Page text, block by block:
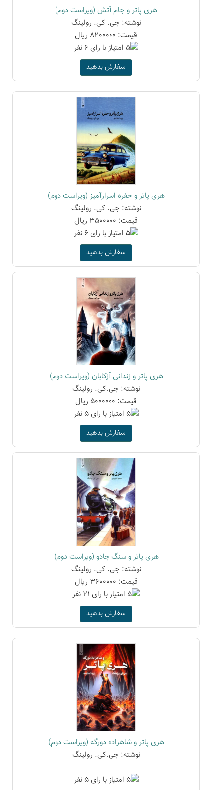
هری پاتر و جام آتش (ویراست دوم)
نوشته: جی. کی. رولینگ
قیمت: 8200000 ریال
سفارش بدهید
هری پاتر و حفره اسرارآمیز (ویراست دوم)
نوشته: جی. کی. رولینگ
قیمت: 3500000 ریال
سفارش بدهید
هری پاتر و زندانی آزکابان (ویراست دوم)
نوشته: جی.کی. رولینگ
قیمت: 5000000 ریال
سفارش بدهید
هری پاتر و سنگ جادو (ویراست دوم)
نوشته: جی. کی. رولینگ
قیمت: 3600000 ریال
سفارش بدهید
هری پاتر و شاهزاده دورگه (ویراست دوم)
نوشته: جی.کی. رولینگ